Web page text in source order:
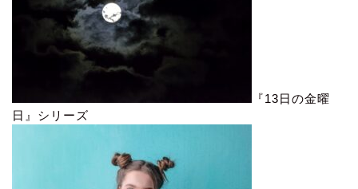
『13日の金曜
日』シリーズ